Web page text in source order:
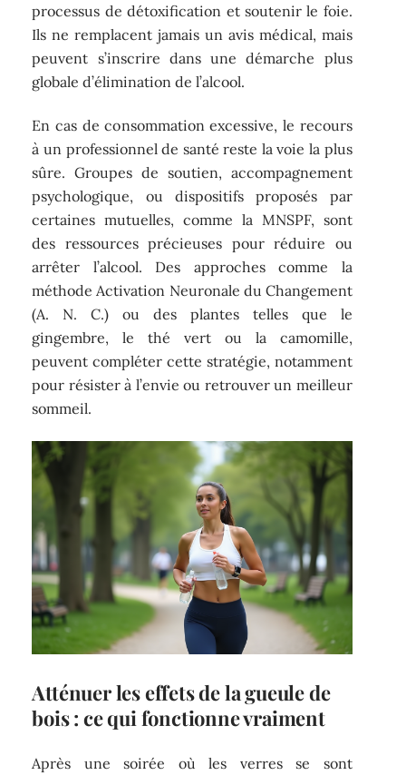
processus de détoxification et soutenir le foie.
Ils ne remplacent jamais un avis médical, mais
peuvent s’inscrire dans une démarche plus
globale d’élimination de l’alcool.
En cas de consommation excessive, le recours
à un professionnel de santé reste la voie la plus
sûre. Groupes de soutien, accompagnement
psychologique, ou dispositifs proposés par
certaines mutuelles, comme la MNSPF, sont
des ressources précieuses pour réduire ou
arrêter l’alcool. Des approches comme la
méthode Activation Neuronale du Changement
(A. N. C.) ou des plantes telles que le
gingembre, le thé vert ou la camomille,
peuvent compléter cette stratégie, notamment
pour résister à l’envie ou retrouver un meilleur
sommeil.
Atténuer les effets de la gueule de
bois : ce qui fonctionne vraiment
Après une soirée où les verres se sont